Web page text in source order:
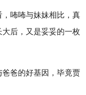
咘咘与妹妹相比，真
后，又是妥妥的一枚
爸的好基因，毕竟贾